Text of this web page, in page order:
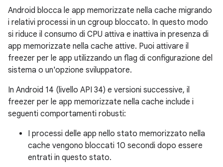
Android blocca le app memorizzate nella cache migrando
i relativi processi in un cgroup bloccato. In questo modo
si riduce il consumo di CPU attiva e inattiva in presenza di
app memorizzate nella cache attive. Puoi attivare il
freezer per le app utilizzando un flag di configurazione del
sistema o un'opzione sviluppatore.
In Android 14 (livello API 34) e versioni successive, il
freezer per le app memorizzate nella cache include i
seguenti comportamenti robusti:
I processi delle app nello stato memorizzato nella
cache vengono bloccati 10 secondi dopo essere
entrati in questo stato.